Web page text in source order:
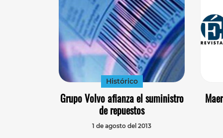
Histórico
Grupo Volvo afianza el suministro
de repuestos
1 de agosto del 2013